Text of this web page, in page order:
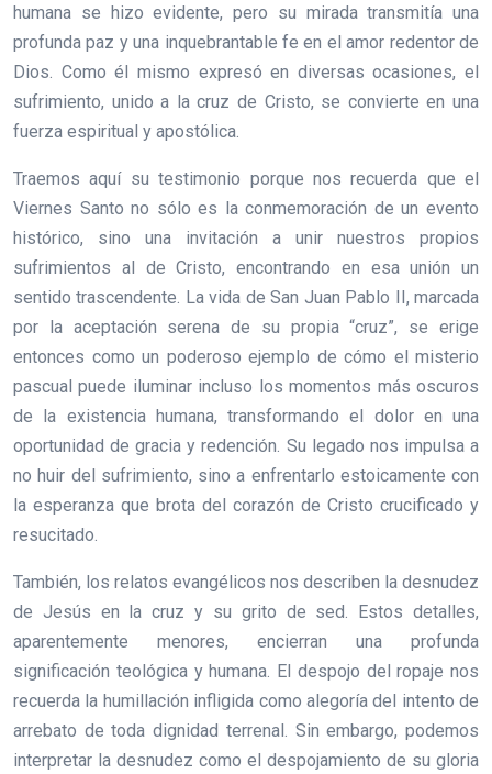
humana se hizo evidente, pero su mirada transmitía una
profunda paz y una inquebrantable fe en el amor redentor de
Dios. Como él mismo expresó en diversas ocasiones, el
sufrimiento, unido a la cruz de Cristo, se convierte en una
fuerza espiritual y apostólica.
Traemos aquí su testimonio porque nos recuerda que el
Viernes Santo no sólo es la conmemoración de un evento
histórico, sino una invitación a unir nuestros propios
sufrimientos al de Cristo, encontrando en esa unión un
sentido trascendente. La vida de San Juan Pablo II, marcada
por la aceptación serena de su propia “cruz”, se erige
entonces como un poderoso ejemplo de cómo el misterio
pascual puede iluminar incluso los momentos más oscuros
de la existencia humana, transformando el dolor en una
oportunidad de gracia y redención. Su legado nos impulsa a
no huir del sufrimiento, sino a enfrentarlo estoicamente con
la esperanza que brota del corazón de Cristo crucificado y
resucitado.
También, los relatos evangélicos nos describen la desnudez
de Jesús en la cruz y su grito de sed. Estos detalles,
aparentemente menores, encierran una profunda
significación teológica y humana. El despojo del ropaje nos
recuerda la humillación infligida como alegoría del intento de
arrebato de toda dignidad terrenal. Sin embargo, podemos
interpretar la desnudez como el despojamiento de su gloria